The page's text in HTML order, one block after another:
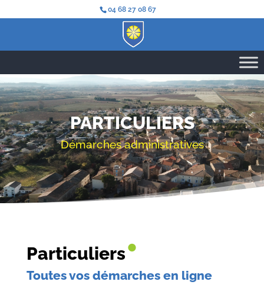
04 68 27 08 67
PARTICULIERS
Démarches administratives
Particuliers•
Toutes vos démarches en ligne